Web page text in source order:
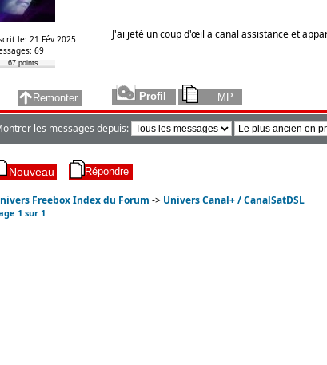
le: 21 Fév 2025
69
67 points
J'ai jeté un coup d'œil a canal assistance et
les messages depuis:
Freebox Index du Forum -> Univers Canal+ / CanalSatDSL
1 sur 1